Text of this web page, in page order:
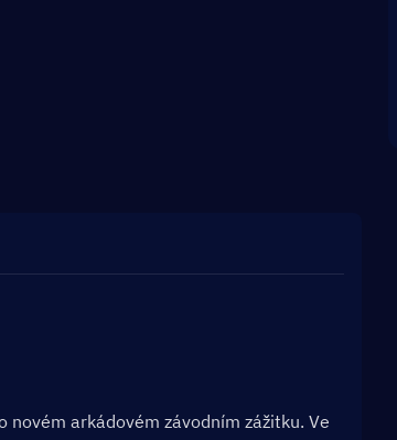
arkádovém závodním zážitku. Ve